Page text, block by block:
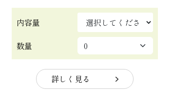
内容量
数量
詳しく見る